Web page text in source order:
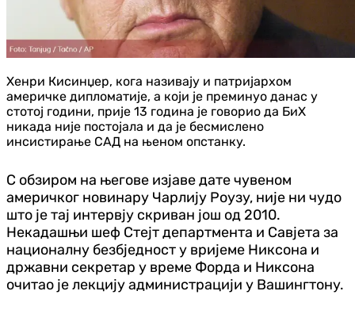
Хенри Кисинџер, кога називају и патријархом
америчке дипломатије, а који је преминуо данас у
стотој години, прије 13 година је говорио да БиХ
никада није постојала и да је бесмислено
инсистирање САД на њеном опстанку.
С обзиром на његове изјаве дате чувеном
америчког новинару Чарлију Роузу, није ни чудо
што је тај интервју скриван још од 2010.
Некадашњи шеф Стејт департмента и Савјета за
националну безбједност у вријеме Никсона и
државни секретар у време Форда и Никсона
очитао је лекцију администрацији у Вашингтону.